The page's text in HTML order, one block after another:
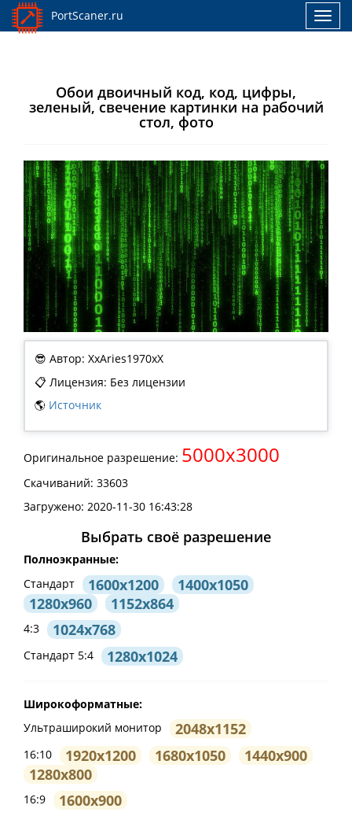
PortScaner.ru
Обои двоичный код, код, цифры,
зеленый, свечение картинки на рабочий
стол, фото
😎 Автор: XxAries1970xX
📋 Лицензия: Без лицензии
🌎 Источник
Оригинальное разрешение: 5000x3000
Скачиваний: 33603
Загружено: 2020-11-30 16:43:28
Выбрать своё разрешение
Полноэкранные:
Стандарт
1600x1200
1400x1050
1280x960
1152x864
4:3 1024x768
Стандарт 5:4 1280x1024
Широкоформатные:
Ультраширокий монитор
2048x1152
16:10 1920x1200 1680x1050
1440x900
1280x800
16:9 1600x900